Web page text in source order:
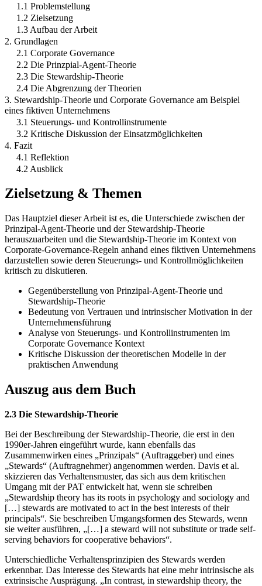
1.1 Problemstellung
1.2 Zielsetzung
1.3 Aufbau der Arbeit
2. Grundlagen
2.1 Corporate Governance
2.2 Die Prinzpial-Agent-Theorie
2.3 Die Stewardship-Theorie
2.4 Die Abgrenzung der Theorien
3. Stewardship-Theorie und Corporate Governance am Beispiel
eines fiktiven Unternehmens
3.1 Steuerungs- und Kontrollinstrumente
3.2 Kritische Diskussion der Einsatzmöglichkeiten
4. Fazit
4.1 Reflektion
4.2 Ausblick
Zielsetzung & Themen
Das Hauptziel dieser Arbeit ist es, die Unterschiede zwischen der
Prinzipal-Agent-Theorie und der Stewardship-Theorie
herauszuarbeiten und die Stewardship-Theorie im Kontext von
Corporate-Governance-Regeln anhand eines fiktiven Unternehmens
darzustellen sowie deren Steuerungs- und Kontrollmöglichkeiten
kritisch zu diskutieren.
Gegenüberstellung von Prinzipal-Agent-Theorie und
Stewardship-Theorie
Bedeutung von Vertrauen und intrinsischer Motivation in der
Unternehmensführung
Analyse von Steuerungs- und Kontrollinstrumenten im
Corporate Governance Kontext
Kritische Diskussion der theoretischen Modelle in der
praktischen Anwendung
Auszug aus dem Buch
2.3 Die Stewardship-Theorie
Bei der Beschreibung der Stewardship-Theorie, die erst in den
1990er-Jahren eingeführt wurde, kann ebenfalls das
Zusammenwirken eines „Prinzipals“ (Auftraggeber) und eines
„Stewards“ (Auftragnehmer) angenommen werden. Davis et al.
skizzieren das Verhaltensmuster, das sich aus dem kritischen
Umgang mit der PAT entwickelt hat, wenn sie schreiben
„Stewardship theory has its roots in psychology and sociology and
[…] stewards are motivated to act in the best interests of their
principals“. Sie beschreiben Umgangsformen des Stewards, wenn
sie weiter ausführen, „[…] a steward will not substitute or trade self-
serving behaviors for cooperative behaviors“.
Unterschiedliche Verhaltensprinzipien des Stewards werden
erkennbar. Das Interesse des Stewards hat eine mehr intrinsische als
extrinsische Ausprägung. „In contrast, in stewardship theory, the